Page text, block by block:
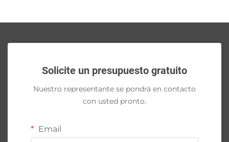
Solicite un presupuesto gratuito
Nuestro representante se pondrá en contacto
con usted pronto.
Email